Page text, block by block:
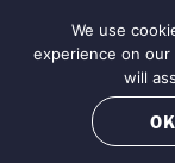
MENU
Categories
TRAVEL GUIDE
We use
experience on
will
OK